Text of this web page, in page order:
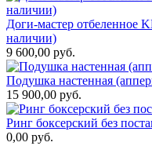
Доги-мастер отбеленное
наличии)
9 600,00 руб.
Подушка настенная
15 900,00 руб.
Ринг боксерский без
0,00 руб.